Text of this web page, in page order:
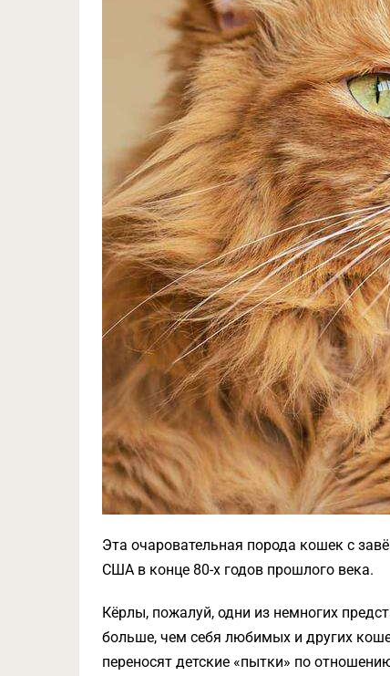
Эта очаровательная порода кошек с
США в конце 80-х годов прошлого века.
Кёрлы, пожалуй, одни из немногих
больше, чем себя любимых и других
переносят детские «пытки» по